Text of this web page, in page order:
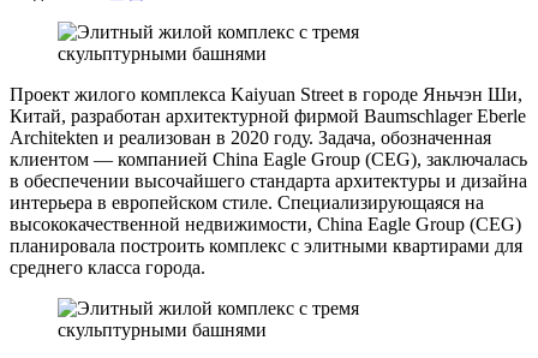
Проект жилого комплекса Kaiyuan Street в городе Яньчэн Ши,
Китай, разработан архитектурной фирмой Baumschlager Eberle
Architekten и реализован в 2020 году. Задача, обозначенная
клиентом — компанией China Eagle Group (CEG), заключалась
в обеспечении высочайшего стандарта архитектуры и дизайна
интерьера в европейском стиле. Специализирующаяся на
высококачественной недвижимости, China Eagle Group (CEG)
планировала построить комплекс с элитными квартирами для
среднего класса города.